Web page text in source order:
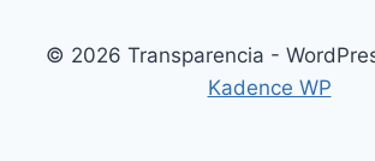
© 2026 Transparencia -
Kadence WP